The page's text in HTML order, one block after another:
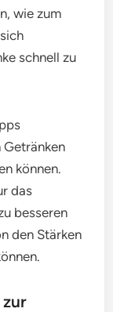
wie zum
schnell zu
Getränken
können.
das
besseren
den Stärken